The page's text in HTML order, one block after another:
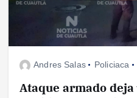
Andres Salas Policiaca
Ataque armado